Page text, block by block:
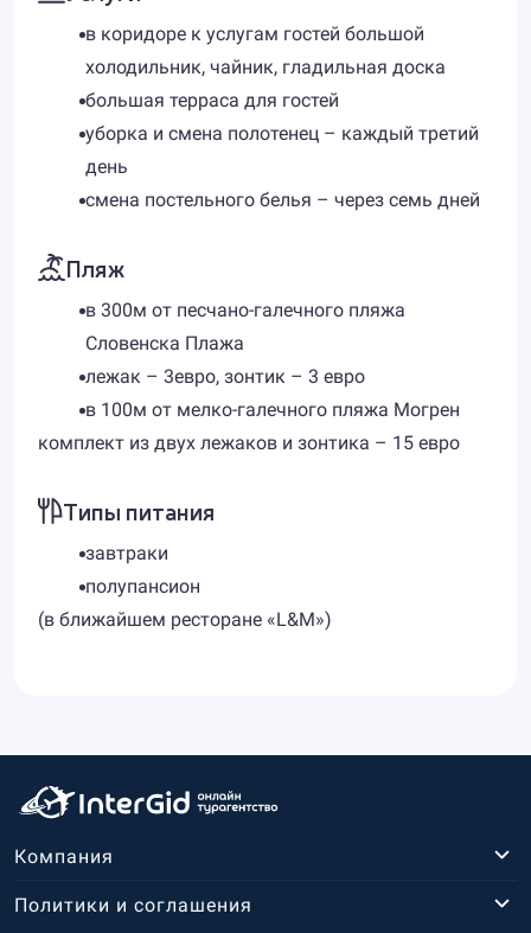
в коридоре к услугам гостей большой
холодильник, чайник, гладильная доска
большая терраса для гостей
уборка и смена полотенец – каждый третий
день
смена постельного белья – через семь дней
Пляж
в 300м от песчано-галечного пляжа
Словенска Плажа
лежак – 3евро, зонтик – 3 евро
в 100м от мелко-галечного пляжа Могрен
комплект из двух лежаков и зонтика – 15 евро
Типы питания
завтраки
полупансион
(в ближайшем ресторане «L&M»)
Компания
Политики и соглашения